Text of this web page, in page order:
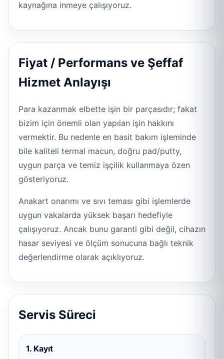
kaynağına inmeye çalışıyoruz.
Fiyat / Performans ve Şeffaf
Hizmet Anlayışı
Para kazanmak elbette işin bir parçasıdır; fakat
bizim için önemli olan yapılan işin hakkını
vermektir. Bu nedenle en basit bakım işleminde
bile kaliteli termal macun, doğru pad/putty,
uygun parça ve temiz işçilik kullanmaya özen
gösteriyoruz.
Anakart onarımı ve sıvı teması gibi işlemlerde
uygun vakalarda yüksek başarı hedefiyle
çalışıyoruz. Ancak bunu garanti gibi değil, cihazın
hasar seviyesi ve ölçüm sonucuna bağlı teknik
değerlendirme olarak açıklıyoruz.
Servis Süreci
1. Kayıt